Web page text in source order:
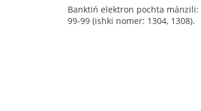
Banktiń elektron pochta mánzili:
99-99 (ishki nomer: 1304, 1308).